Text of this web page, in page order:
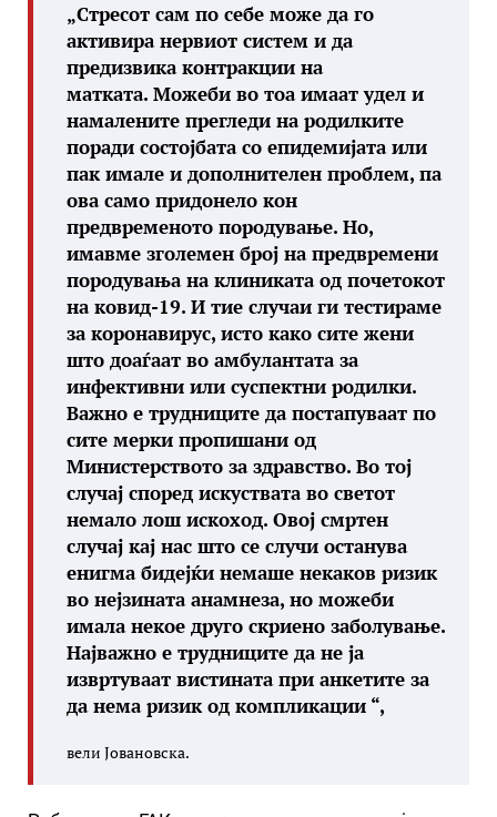
„Стресот сам по себе може да го
активира нервиот систем и да
предизвика контракции на
матката. Можеби во тоа имаат удел и
намалените прегледи на родилките
поради состојбата со епидемијата или
пак имале и дополнителен проблем, па
ова само придонело кон
предвременото породување. Но,
имавме зголемен број на предвремени
породувања на клиниката од почетокот
на ковид-19. И тие случаи ги тестираме
за коронавирус, исто како сите жени
што доаѓаат во амбулантата за
инфективни или суспектни родилки.
Важно е трудниците да постапуваат по
сите мерки пропишани од
Министерството за здравство. Во тој
случај според искуствата во светот
немало лош искоход. Овој смртен
случај кај нас што се случи останува
енигма бидејќи немаше некаков ризик
во нејзината анамнеза, но можеби
имала некое друго скриено заболување.
Најважно е трудниците да не ја
извртуваат вистината при анкетите за
да нема ризик од компликации “,
вели Јовановска.